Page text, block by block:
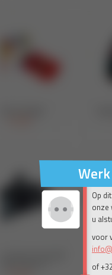
Op
onze
u
voor
of